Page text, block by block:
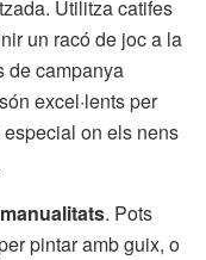
Utilitza catifes
un racó de joc a la
de campanya
excel·lents per
on els nens
. Pots
pintar amb guix, o